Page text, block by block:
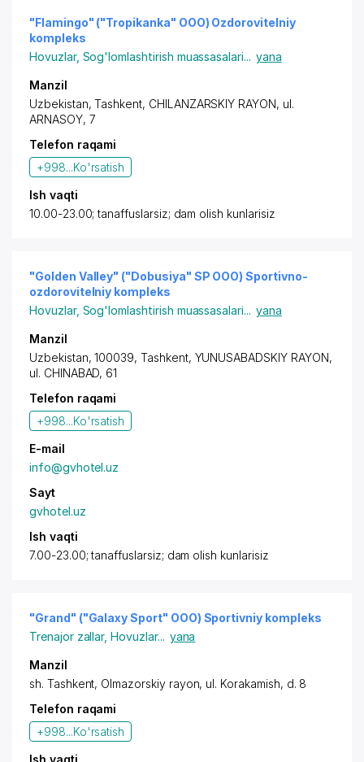
"Flamingo" ("Tropikanka" OOO) Ozdorovitelniy
kompleks
Hovuzlar, Sog'lomlashtirish muassasalari... yana
Manzil
Uzbekistan,Tashkent, CHILANZARSKIY RAYON, ul.
ARNASOY, 7
Telefon raqami
+998...Ko'rsatish
Ish vaqti
10.00-23.00; tanaffuslarsiz; dam olish kunlarisiz
"Golden Valley" ("Dobusiya" SP OOO) Sportivno-
ozdorovitelniy kompleks
Hovuzlar, Sog'lomlashtirish muassasalari... yana
Manzil
Uzbekistan, 100039, Tashkent, YUNUSABADSKIY RAYON,
ul. CHINABAD, 61
Telefon raqami
+998...Ko'rsatish
E-mail
info@gvhotel.uz
Sayt
gvhotel.uz
Ish vaqti
7.00-23.00; tanaffuslarsiz; dam olish kunlarisiz
"Grand" ("Galaxy Sport" OOO) Sportivniy kompleks
Trenajor zallar,Hovuzlar... yana
Manzil
sh. Tashkent, Olmazorskiy rayon, ul. Korakamish, d. 8
Telefon raqami
+998...Ko'rsatish
Ish vaqti